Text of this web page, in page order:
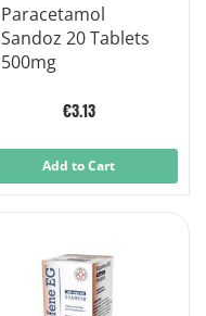
Paracetamol
Sandoz 20 Tablets
500mg
€3.13
Add to Cart